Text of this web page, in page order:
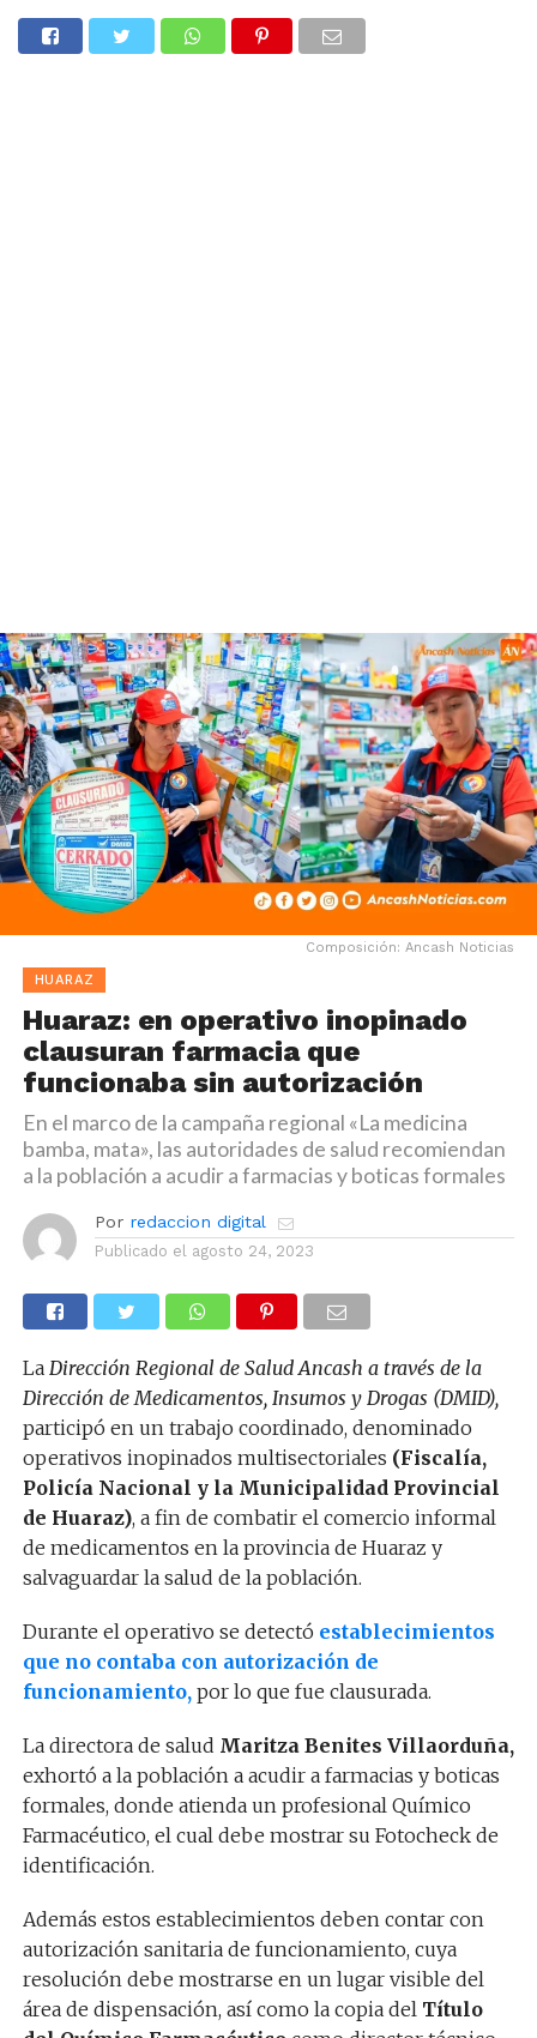
Composición: Ancash Noticias
HUARAZ
Huaraz: en operativo inopinado
clausuran farmacia que
funcionaba sin autorización
En el marco de la campaña regional «La medicina
bamba, mata», las autoridades de salud recomiendan
a la población a acudir a farmacias y boticas formales
Por redaccion digital
Publicado el agosto 24, 2023
LaDirección Regional de Salud Ancash a través de la
Dirección de Medicamentos, Insumos y Drogas (DMID),
participó en un trabajo coordinado, denominado
operativos inopinados multisectoriales (Fiscalía,
Policía Nacional y la Municipalidad Provincial
de Huaraz), a fin de combatir el comercio informal
de medicamentos en la provincia de Huaraz y
salvaguardar la salud de la población.
Durante el operativo se detectó establecimientos
que no contaba con autorización de
funcionamiento, por lo que fue clausurada.
La directora de salud Maritza Benites Villaorduña,
exhortó a la población a acudir a farmacias y boticas
formales, donde atienda un profesional Químico
Farmacéutico, el cual debe mostrar su Fotocheck de
identificación.
Además estos establecimientos deben contar con
autorización sanitaria de funcionamiento, cuya
resolución debe mostrarse en un lugar visible del
área de dispensación, así como la copia del Título